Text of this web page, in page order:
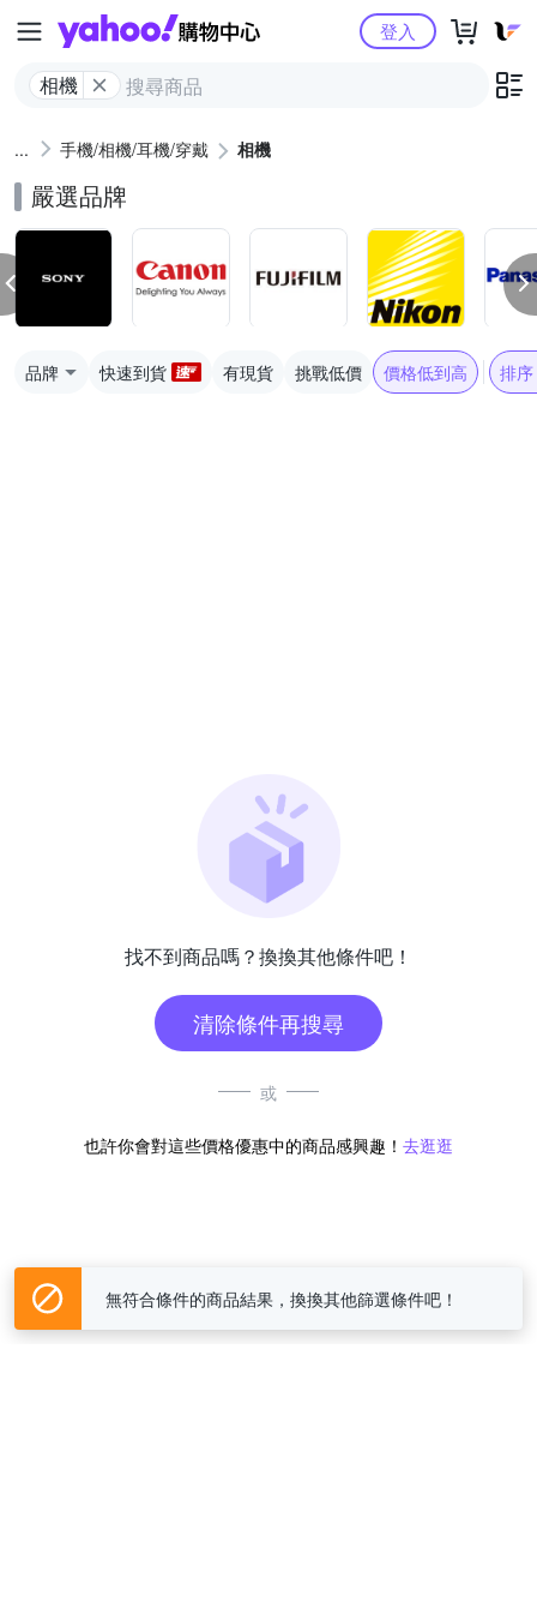
Yahoo購物中心
相機
登入
手機/相機/耳機/穿戴 相機
嚴選品牌
品牌 快速到貨 有現貨 挑戰低價 價格低到高 排序
找不到商品嗎？換換其他條件吧！
清除條件再搜尋
或
也許你會對這些價格優惠中的商品感興趣！ 去逛逛
無符合條件的商品結果，換換其他篩選條件吧！